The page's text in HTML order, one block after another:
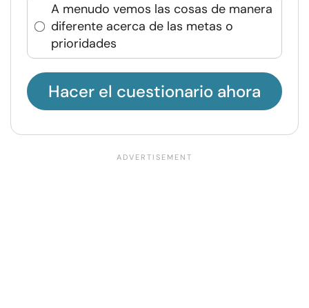
A menudo vemos las cosas de manera
diferente acerca de las metas o
prioridades
Hacer el cuestionario ahora